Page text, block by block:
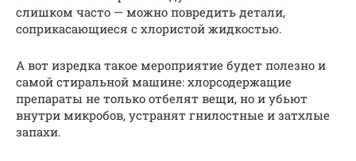
слишком часто — можно повредить детали,
соприкасающиеся с хлористой жидкостью.
А вот изредка такое мероприятие будет полезно и
самой стиральной машине: хлорсодержащие
препараты не только отбелят вещи, но и убьют
внутри микробов, устранят гнилостные и затхлые
запахи.